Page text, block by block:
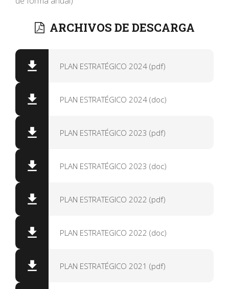
ARCHIVOS DE DESCARGA
PLAN ESTRATÉGICO 2024 (pdf)
PLAN ESTRATÉGICO 2024 (doc)
PLAN ESTRATÉGICO 2023 (pdf)
PLAN ESTRATÉGICO 2023 (doc)
PLAN ESTRATEGICO 2022 (pdf)
PLAN ESTRATEGICO 2022 (doc)
PLAN ESTRATÉGICO 2021 (pdf)